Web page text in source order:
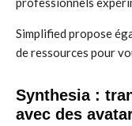
Simplified propose
de ressources pour
Synthesia :
avec des